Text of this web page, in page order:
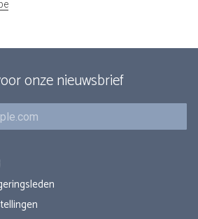
onze nieuwsbrief